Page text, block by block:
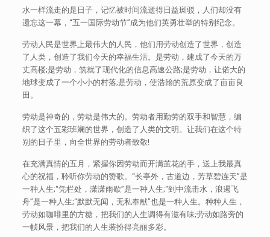
水一样流走的是日子，记忆被时间流逝得日益斑驳，人们却没有
遗忘这一幕，“五一国际劳动节”成为他们英勇壮举的特别纪念。
劳动人民是世界上最伟大的人民，他们用劳动创造了世界，创造
了人类，创造了我们今天的幸福生活。是劳动，建成了今天的万
丈高楼;是劳动，筑就了现代化的信息高速公路;是劳动，让偌大的
地球变成了一个小小的村落;是劳动，使浩翰的荒原变成了亩亩良
田。
劳动是神奇的，劳动是伟大的。劳动者用勤劳的双手和智慧，编
织了这个五彩班斓的世界，创造了人类的文明。让我们在这个特
别的日子里，向全世界的劳动者致敬!
在充满真情的五月，紧握你因劳动而开满茧花的手，送上我最真
心的祝福，聆听你劳动的赞歌。“长亭外，古道边，芳草碧连天”是
一种人生;“凭栏处，潇潇雨歇”是一种人生;“到中流击水，浪遏飞
舟”是一种人生;“默默无闻，无私奉献”也是一种人生。种种人生，
劳动如咖啡里的方糖，把我们的人生调得有滋有味;劳动如路旁的
一帧风景，把我们的人生装扮得亮丽多彩。